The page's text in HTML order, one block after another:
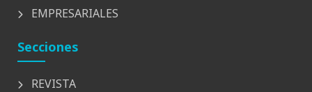
EMPRESARIALES
Secciones
REVISTA